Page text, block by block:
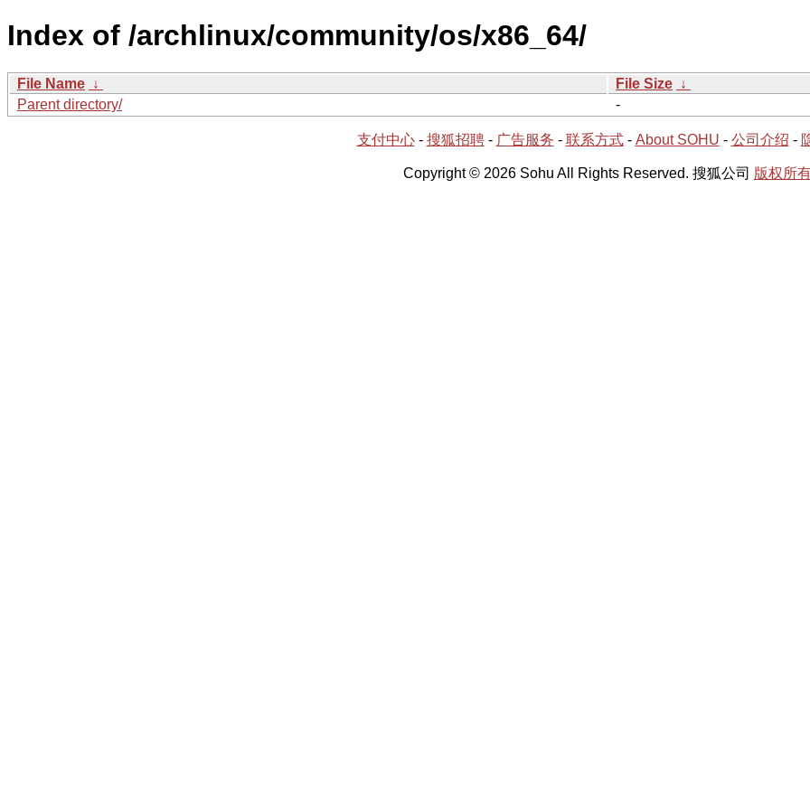
Index of /archlinux/community/os/x86_64/
File Name ↓ File Size ↓
Parent directory/
-
支付中心- 搜狐招聘- 广告服务 - 联系方式- About SOHU - 公司介绍 -
Copyright © 2026 Sohu All Rights Reserved. 搜狐公司 版权所